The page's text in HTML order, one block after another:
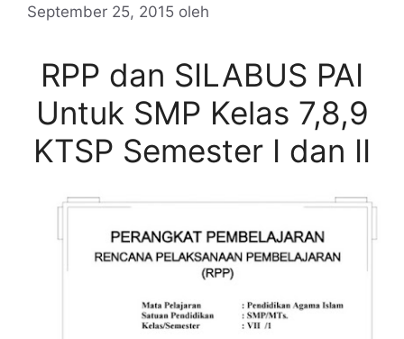
September 25, 2015 oleh
RPP dan SILABUS PAI
Untuk SMP Kelas 7,8,9
KTSP Semester I dan II